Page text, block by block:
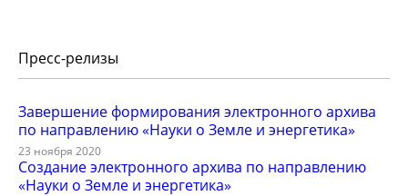
Пресс-релизы
Завершение формирования электронного архива
по направлению «Науки о Земле и энергетика»
23 ноября 2020
Создание электронного архива по направлению
«Науки о Земле и энергетика»